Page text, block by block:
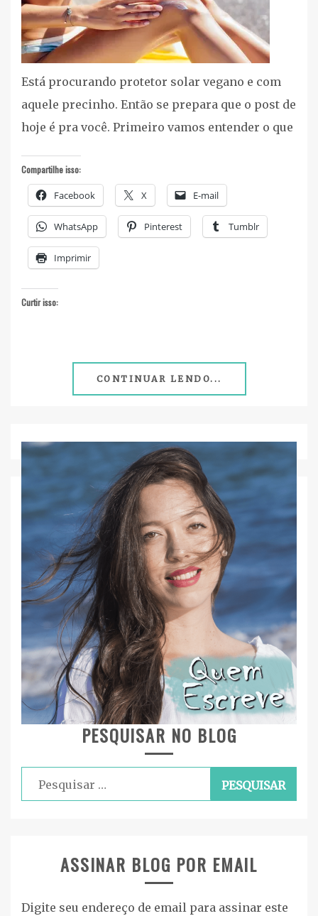
Está procurando protetor solar vegano e com
aquele precinho. Então se prepara que o post de
hoje é pra você. Primeiro vamos entender o que
Compartilhe isso:
Facebook X E-mail
WhatsApp Pinterest Tumblr
Imprimir
Curtir isso:
CONTINUAR LENDO...
PESQUISAR NO BLOG
Pesquisar
por:
ASSINAR BLOG POR EMAIL
Digite seu endereço de email para assinar este